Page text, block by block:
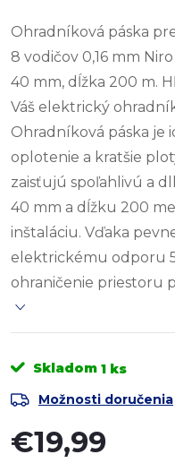
Ohradníková páska
8 vodičov 0,16 mm
40 mm, dĺžka 200 m.
Váš elektrický
Ohradníková páska je
oplotenie a kratšie
zaisťujú spoľahlivú a
40 mm a dĺžku 200
inštaláciu. Vďaka
elektrickému odporu
ohraničenie priestoru
Skladom 1 ks
Možnosti doručenia
€19,99